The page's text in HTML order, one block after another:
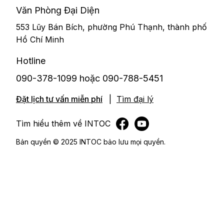
​Văn Phòng Đại Diện
553 Lũy Bán Bích, phường Phú Thạnh, thành phố
Hồ Chí Minh
Hotline
090-378-1099 hoặc 090-788-5451
Đặt lịch tư vấn miễn phí Tìm đại lý
Tìm hiểu thêm về INTOC
Bản quyền © 2025 INTOC bảo lưu mọi quyền.